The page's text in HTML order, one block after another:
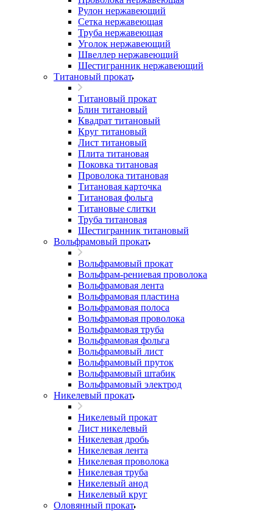
Рулон нержавеющий
Сетка нержавеющая
Труба нержавеющая
Уголок нержавеющий
Швеллер нержавеющий
Шестигранник нержавеющий
Титановый прокат
Титановый прокат
Блин титановый
Квадрат титановый
Круг титановый
Лист титановый
Плита титановая
Поковка титановая
Проволока титановая
Титановая карточка
Титановая фольга
Титановые слитки
Труба титановая
Шестигранник титановый
Вольфрамовый прокат
Вольфрамовый прокат
Вольфрам-рениевая проволока
Вольфрамовая лента
Вольфрамовая пластина
Вольфрамовая полоса
Вольфрамовая проволока
Вольфрамовая труба
Вольфрамовая фольга
Вольфрамовый лист
Вольфрамовый пруток
Вольфрамовый штабик
Вольфрамовый электрод
Никелевый прокат
Никелевый прокат
Лист никелевый
Никелевая дробь
Никелевая лента
Никелевая проволока
Никелевая труба
Никелевый анод
Никелевый круг
Оловянный прокат